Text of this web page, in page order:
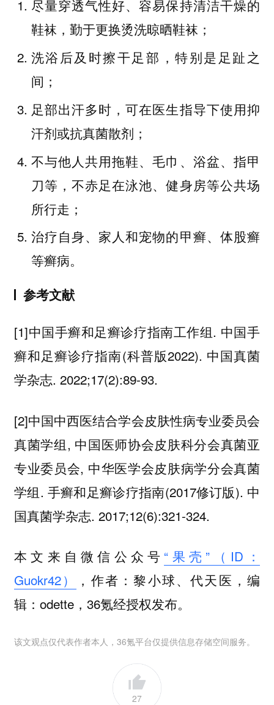
尽量穿透气性好、容易保持清洁干燥的
鞋袜，勤于更换烫洗晾晒鞋袜；
洗浴后及时擦干足部，特别是足趾之
间；
足部出汗多时，可在医生指导下使用抑
汗剂或抗真菌散剂；
不与他人共用拖鞋、毛巾、浴盆、指甲
刀等，不赤足在泳池、健身房等公共场
所行走；
治疗自身、家人和宠物的甲癣、体股癣
等癣病。
参考文献
[1]中国手癣和足癣诊疗指南工作组. 中国手
癣和足癣诊疗指南(科普版2022). 中国真菌
学杂志. 2022;17(2):89-93.
[2]中国中西医结合学会皮肤性病专业委员会
真菌学组, 中国医师协会皮肤科分会真菌亚
专业委员会, 中华医学会皮肤病学分会真菌
学组. 手癣和足癣诊疗指南(2017修订版). 中
国真菌学杂志. 2017;12(6):321-324.
本文来自微信公众号 “果壳”（ID：
Guokr42）
，作者：黎小球、代天医，编
辑：odette，36氪经授权发布。
该文观点仅代表作者本人，36氪平台仅提供信息存储空间服务。
27